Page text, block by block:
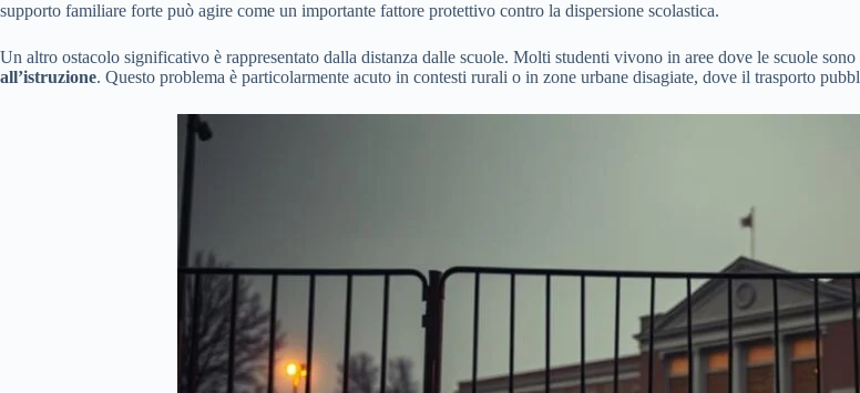
supporto familiare forte può agire come un importante fattore protettivo contro la dispersione scolastica.
Un altro ostacolo significativo è rappresentato dalla distanza dalle scuole. Molti studenti vivono in aree dove le scuole
all’istruzione. Questo problema è particolarmente acuto in contesti rurali o in zone urbane disagiate, dove il trasporto